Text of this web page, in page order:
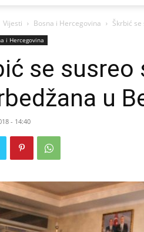
Vijesti Bosna i Hercegovina Škrbić
i Hercegovina
se
u
- 14:40